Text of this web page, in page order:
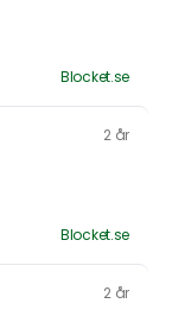
Blocket.se
2 år
Blocket.se
2 år